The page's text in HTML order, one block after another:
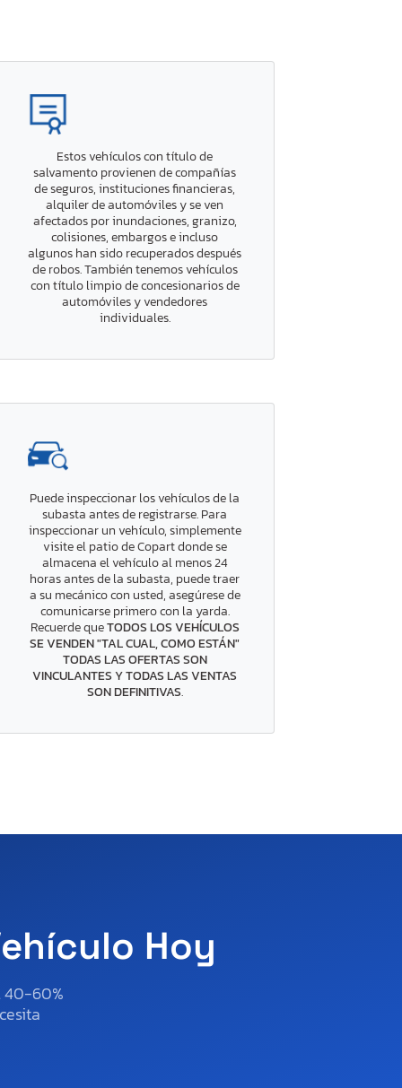
Estos vehículos con título de
salvamento provienen de compañías
de seguros, instituciones financieras,
alquiler de automóviles y se ven
afectados por inundaciones, granizo,
colisiones, embargos e incluso
algunos han sido recuperados después
de robos. También tenemos vehículos
con título limpio de concesionarios de
automóviles y vendedores
individuales.
Puede inspeccionar los vehículos de la
subasta antes de registrarse. Para
inspeccionar un vehículo, simplemente
visite el patio de Copart donde se
almacena el vehículo al menos 24
horas antes de la subasta, puede traer
a su mecánico con usted, asegúrese de
comunicarse primero con la yarda.
Recuerde queTODOS LOS VEHÍCULOS
SE VENDEN "TAL CUAL, COMO ESTÁN"
TODAS LAS OFERTAS SON
VINCULANTES Y TODAS LAS VENTAS
SON DEFINITIVAS.
Hoy
40-60%